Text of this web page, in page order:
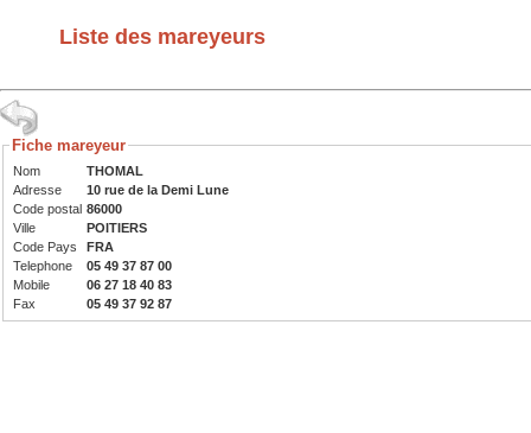
Liste des mareyeurs
Fiche mareyeur
Nom
THOMAL
Adresse
10 rue de la Demi Lune
Code postal 86000
Ville
POITIERS
Code Pays
FRA
Telephone
05 49 37 87 00
Mobile
06 27 18 40 83
Fax
05 49 37 92 87